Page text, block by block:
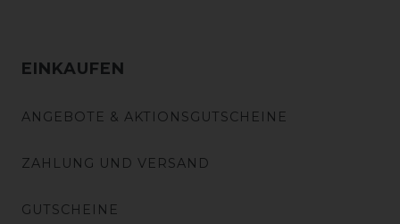
EINKAUFEN
ANGEBOTE & AKTIONSGUTSCHEINE
ZAHLUNG UND VERSAND
GUTSCHEINE